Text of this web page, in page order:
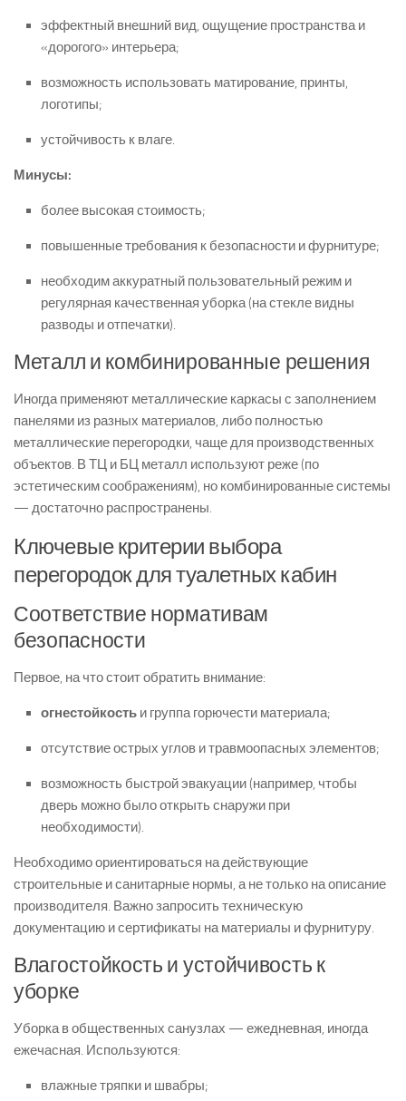
эффектный внешний вид, ощущение пространства и
«дорогого» интерьера;
возможность использовать матирование, принты,
логотипы;
устойчивость к влаге.
Минусы:
более высокая стоимость;
повышенные требования к безопасности и фурнитуре;
необходим аккуратный пользовательный режим и
регулярная качественная уборка (на стекле видны
разводы и отпечатки).
Металл и комбинированные решения
Иногда применяют металлические каркасы с заполнением
панелями из разных материалов, либо полностью
металлические перегородки, чаще для производственных
объектов. В ТЦ и БЦ металл используют реже (по
эстетическим соображениям), но комбинированные системы
— достаточно распространены.
Ключевые критерии выбора
перегородок для туалетных кабин
Соответствие нормативам
безопасности
Первое, на что стоит обратить внимание:
огнестойкость и группа горючести материала;
отсутствие острых углов и травмоопасных элементов;
возможность быстрой эвакуации (например, чтобы
дверь можно было открыть снаружи при
необходимости).
Необходимо ориентироваться на действующие
строительные и санитарные нормы, а не только на описание
производителя. Важно запросить техническую
документацию и сертификаты на материалы и фурнитуру.
Влагостойкость и устойчивость к
уборке
Уборка в общественных санузлах — ежедневная, иногда
ежечасная. Используются:
влажные тряпки и швабры;